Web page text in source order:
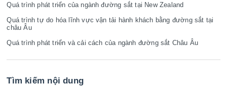
Quá trình phát triển của ngành đường sắt tại New Zealand
Quá trình tự do hóa lĩnh vực vận tải hành khách bằng đường sắt tại
châu Âu
Quá trình phát triển và cải cách của ngành đường sắt Châu Âu
Tìm kiếm nội dung